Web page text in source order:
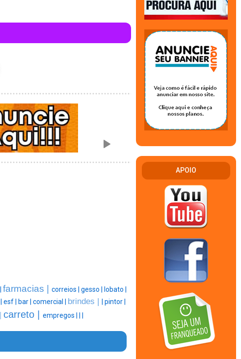
farmacias | correios | gesso | lobato |
esf | bar | comercial | brindes |
pintor |
carreto | empregos |
APOIO